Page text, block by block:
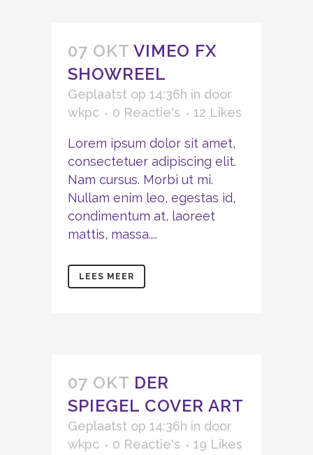
07 OKT VIMEO FX
SHOWREEL
Geplaatst op 14:36h in door
wkpc
0 Reactie's 12 Likes
Lorem ipsum dolor sit amet,
consectetuer adipiscing elit.
Nam cursus. Morbi ut mi.
Nullam enim leo, egestas id,
condimentum at, laoreet
mattis, massa....
LEES MEER
07 OKT DER
SPIEGEL COVER ART
Geplaatst op 14:36h in door
wkpc
0 Reactie's 19 Likes